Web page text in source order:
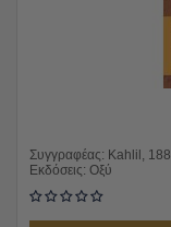
Συγγραφέας: Kahlil,
Εκδόσεις: Οξύ